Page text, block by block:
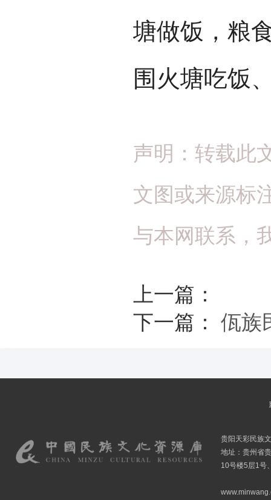
塘做饭，粮
围火塘吃饭
声明：转载此
文图或来源标
与本网联系，
上一篇：
下一篇： 佤族
贵阳天彩民族
地址：贵州省
10号楼5层1号